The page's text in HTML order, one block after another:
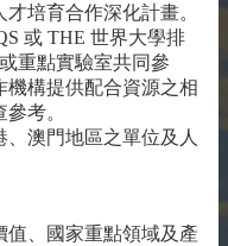
培育合作深化計畫。
或 THE 世界大學排
重點實驗室共同參
機構提供配合資源之相
考。
、澳門地區之單位及人
值、國家重點領域及產